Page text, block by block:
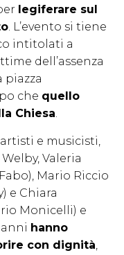
legiferare sul
. L’evento si tiene
intitolati a
dell’assenza
piazza
che quello
Chiesa.
e musicisti,
Valeria
Mario Riccio
e Chiara
Monicelli) e
hanno
con dignità,